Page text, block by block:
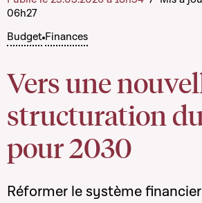
Budget Finances
Vers une
structuration
pour 2030
06h27
Réformer le système